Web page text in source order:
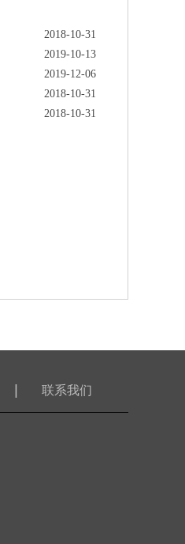
2018-10-31
2019-10-13
2019-12-06
2018-10-31
2018-10-31
联系我们